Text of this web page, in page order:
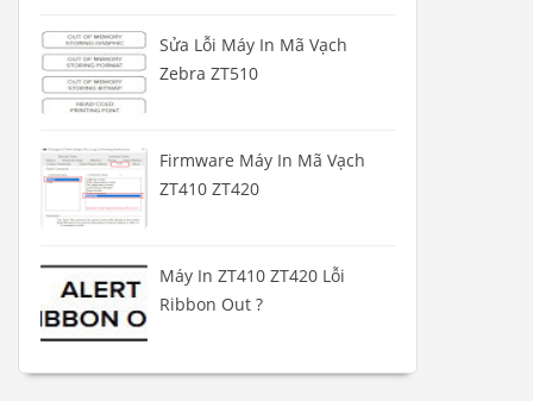
Sửa Lỗi Máy In Mã Vạch
Zebra ZT510
Firmware Máy In Mã Vạch
ZT410 ZT420
Máy In ZT410 ZT420 Lỗi
Ribbon Out ?